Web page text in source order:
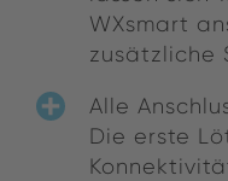
WXsmart
zusätzliche
Alle
Die erste